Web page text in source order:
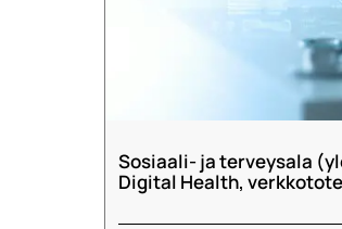
Sosiaali- ja terveysala
Digital Health,